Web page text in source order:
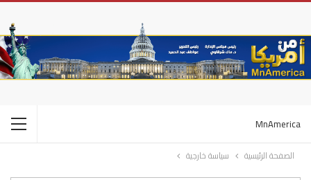
MnAmerica
الصفحة الرئيسية سياسة خارجية